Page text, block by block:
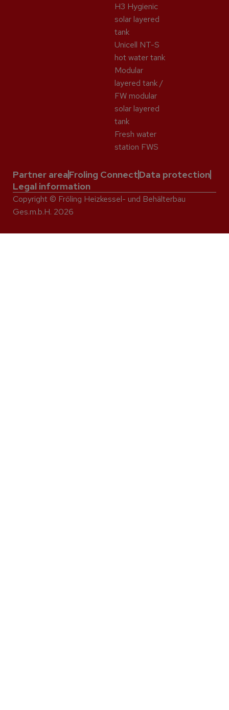
H3 Hygienic
solar layered
tank
Unicell NT-S
hot water tank
Modular
layered tank /
FW modular
solar layered
tank
Fresh water
station FWS
Partner areaFroling ConnectData protection
Legal information
Copyright © Fröling Heizkessel- und Behälterbau
Ges.m.b.H. 2026